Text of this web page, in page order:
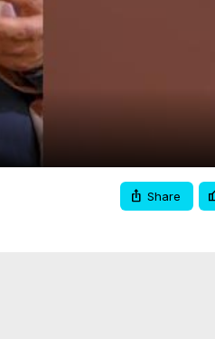
Share